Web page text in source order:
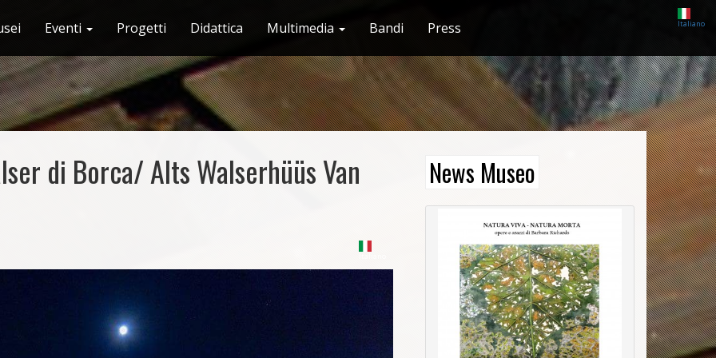
Eventi Progetti Didattica Multimedia Bandi Press Italiano
di Borca/ Alts Walserhüüs Van News Museo